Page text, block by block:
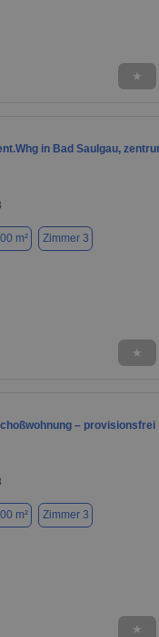
★
in Bad Saulgau,
m² Zimmer 3
★
– provisionsfrei
m² Zimmer 3
★